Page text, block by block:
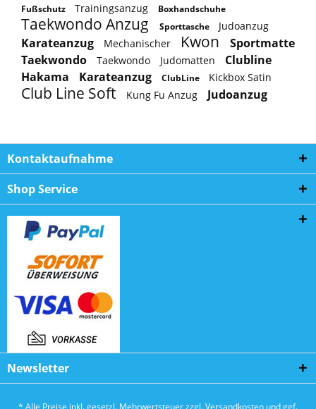
Fußschutz Trainingsanzug Boxhandschuhe
Taekwondo Anzug Sporttasche Judoanzug
Karateanzug Mechanischer Kwon
Sportmatte
Taekwondo
Taekwondo Judomatten
Clubline
Hakama
Karateanzug ClubLine Kickbox Satin
Club Line Soft Kung Fu Anzug Judoanzug
Kontaktaufnahme
Shop Service
Newsletter
* Alle Preise inkl. gesetzl. Mehrwertsteuer zzgl. Versandkosten und ggf.